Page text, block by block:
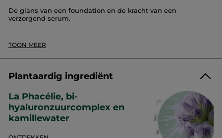
De glans van een foundation en de kracht van een
verzorgend serum.
-Finish: natuurlijke glans
-Aanpasbare dekking
-Textuur: licht en fris
Deze nieuwe serumfoundation, verheldert, vult op en
hydrateert voor een stralende huid, elke dag opnieuw.
Het is de combinatie van een egale teint met een
tweedehuideffect en de langdurige verzorgende werking van
een serum.
Deze serumfoundation zorgt voor een natuurlijke, stralende
TOON MEER
Plantaardig ingrediënt
La Phacélie, bi-
hyaluronzuurcomplex en
kamillewater